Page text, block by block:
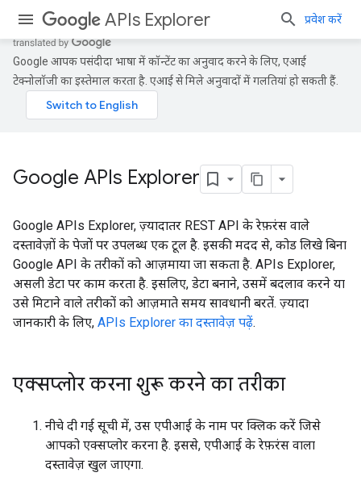
APIs Explorer प्रवेश करें
Google आपकी पसंदीदा भाषा में कॉन्टेंट का अनुवाद करने के लिए, एआई
टेक्नोलॉजी का इस्तेमाल करता है. एआई से मिले अनुवादों में गलतियां हो सकती हैं.
Google APIs Explorer
Google APIs Explorer, ज़्यादातर REST API के रेफ़रंस वाले
दस्तावेज़ों के पेजों पर उपलब्ध एक टूल है. इसकी मदद से, कोड लिखे बिना
Google API के तरीकों को आज़माया जा सकता है. APIs Explorer,
असली डेटा पर काम करता है. इसलिए, डेटा बनाने, उसमें बदलाव करने या
उसे मिटाने वाले तरीकों को आज़माते समय सावधानी बरतें. ज़्यादा
जानकारी के लिए, APIs Explorer का दस्तावेज़ पढ़ें.
एक्सप्लोर करना शुरू करने का तरीका
नीचे दी गई सूची में, उस एपीआई के नाम पर क्लिक करें जिसे
आपको एक्सप्लोर करना है. इससे, एपीआई के रेफ़रंस वाला
दस्तावेज़ खुल जाएगा.